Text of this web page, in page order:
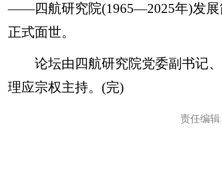
——四航研究院(1965—2025年)发展
正式面世。
论坛由四航研究院党委副书记
理应宗权主持。(完)
责任编